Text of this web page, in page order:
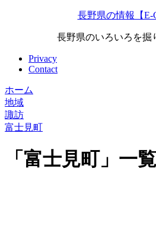
長野県の情報【E-
長野県のいろいろを掘
Privacy
Contact
ホーム
地域
諏訪
富士見町
「 富士見町」 一覧